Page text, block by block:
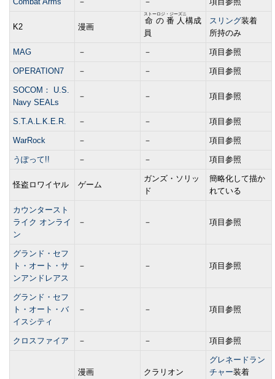
K2 漫画
命の番人
ストーロジ・ジーズニ
構成
員
スリング装着
所持のみ
MAG － － 項目参照
OPERATION7 － － 項目参照
SOCOM： U.S.
Navy SEALs
－ － 項目参照
S.T.A.L.K.E.R. － － 項目参照
WarRock － － 項目参照
うぽって!! － － 項目参照
怪盗ロワイヤル ゲーム
ガンズ・ソリッ
ド
簡略化して描か
れている
カウンタースト
ライク オンライ
ン
－ － 項目参照
グランド・セフ
ト・オート・サ
ンアンドレアス
－ － 項目参照
グランド・セフ
ト・オート・バ
イスシティ
－ － 項目参照
クロスファイア － － 項目参照
漫画 クラリオン
グレネードラン
チャー装着